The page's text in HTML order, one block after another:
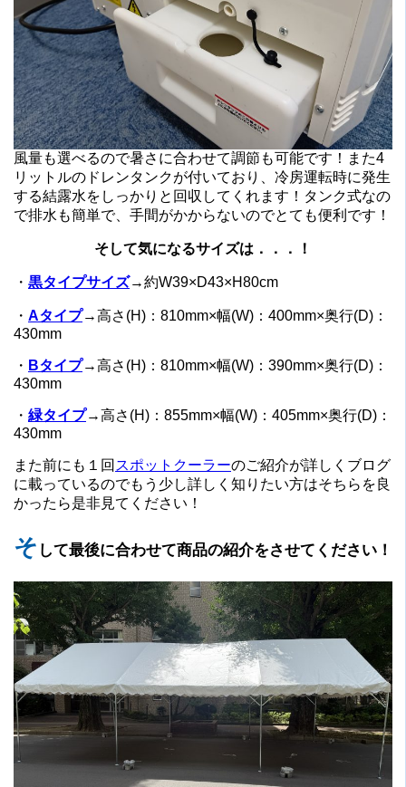
風量も選べるので暑さに合わせて調節も可能です！また4
リットルのドレンタンクが付いており、冷房運転時に発生
する結露水をしっかりと回収してくれます！タンク式なの
で排水も簡単で、手間がかからないのでとても便利です！
そして気になるサイズは．．．！
・ 黒タイプサイズ→約W39×D43×H80cm
・ Aタイプ→高さ(H)：810mm×幅(W)：400mm×奥行(D)：
430mm
・ Bタイプ→高さ(H)：810mm×幅(W)：390mm×奥行(D)：
430mm
・ 緑タイプ→高さ(H)：855mm×幅(W)：405mm×奥行(D)：
430mm
また前にも１回 スポットクーラーのご紹介が詳しくブログ
に載っているのでもう少し詳しく知りたい方はそちらを良
かったら是非見てください！
そ して最後に合わせて商品の紹介をさせてください！